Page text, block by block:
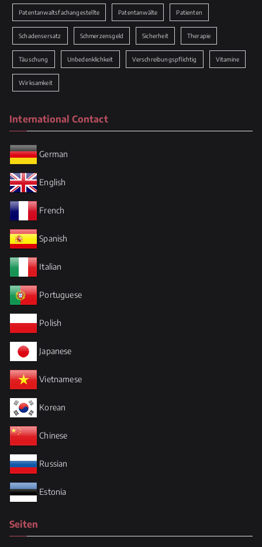
Patentanwaltsfachangestellte Patentanwälte Patienten
Schadensersatz Schmerzensgeld Sicherheit Therapie
Täuschung Unbedenklichkeit Verschreibungspflichtig Vitamine
Wirksamkeit
International Contact
German
English
French
Spanish
Italian
Portuguese
Polish
Japanese
Vietnamese
Korean
Chinese
Russian
Estonia
Seiten